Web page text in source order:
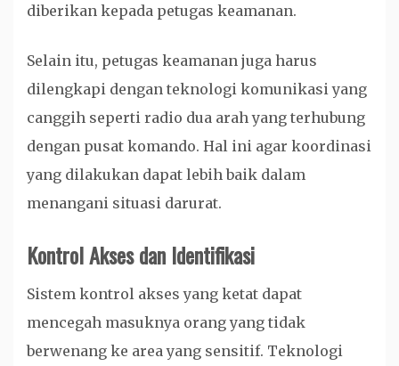
diberikan kepada petugas keamanan.
Selain itu, petugas keamanan juga harus
dilengkapi dengan teknologi komunikasi yang
canggih seperti radio dua arah yang terhubung
dengan pusat komando. Hal ini agar koordinasi
yang dilakukan dapat lebih baik dalam
menangani situasi darurat.
Kontrol Akses dan Identifikasi
Sistem kontrol akses yang ketat dapat
mencegah masuknya orang yang tidak
berwenang ke area yang sensitif. Teknologi